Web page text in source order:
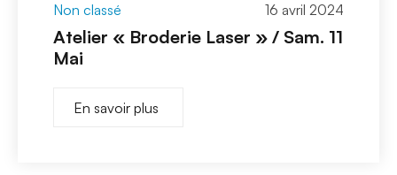
Non classé 16 avril 2024
Atelier « Broderie Laser » / Sam. 11
Mai
En savoir plus